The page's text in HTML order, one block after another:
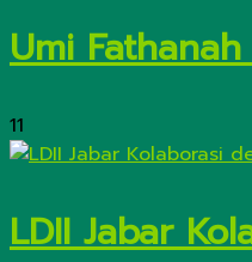
Umi
11
LDII Jabar